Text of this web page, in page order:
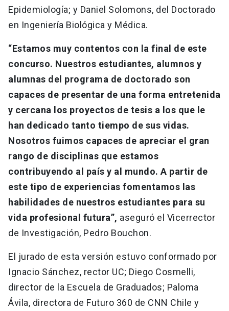
Epidemiología; y Daniel Solomons, del Doctorado
en Ingeniería Biológica y Médica.
“Estamos muy contentos con la final de este
concurso. Nuestros estudiantes, alumnos y
alumnas del programa de doctorado son
capaces de presentar de una forma entretenida
y cercana los proyectos de tesis a los que le
han dedicado tanto tiempo de sus vidas.
Nosotros fuimos capaces de apreciar el gran
rango de disciplinas que estamos
contribuyendo al país y al mundo. A partir de
este tipo de experiencias fomentamos las
habilidades de nuestros estudiantes para su
vida profesional futura”, aseguró el Vicerrector
de Investigación, Pedro Bouchon.
El jurado de esta versión estuvo conformado por
Ignacio Sánchez, rector UC; Diego Cosmelli,
director de la Escuela de Graduados; Paloma
Ávila, directora de Futuro 360 de CNN Chile y